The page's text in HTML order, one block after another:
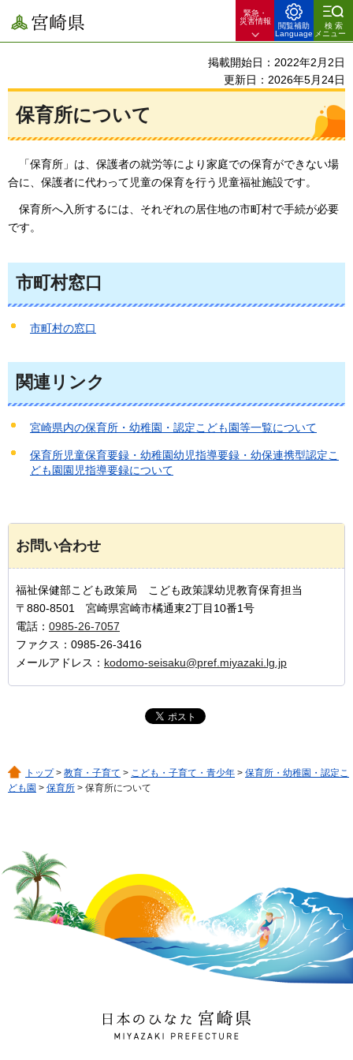
宮崎県
緊急・
災害情報
閲覧補助
Language
検索
メニュー
掲載開始日：2022年2月2日
更新日：2026年5月24日
保育所について
「保育所」 は、保護者の就労等により家庭での保育ができない場
合に、保護者に代わって児童の保育を行う児童福祉施設です。
保育所へ入所するには、それぞれの居住地の市町村で手続が必要
です。
市町村窓口
市町村の窓口
関連リンク
宮崎県内の保育所・幼稚園・認定こども園等一覧について
保育所児童保育要録・幼稚園幼児指導要録・幼保連携型認定こ
ども園園児指導要録について
お問い合わせ
福祉保健部こども政策局 こども政策課幼児教育保育担当
〒880-8501 宮崎県宮崎市橘通東2丁目10番1号
電話： 0985-26-7057
ファクス：0985-26-3416
メールアドレス： kodomo-seisaku@pref.miyazaki.lg.jp
トップ> 教育・子育て > こども・子育て・青少年 > 保育所・幼稚園・認定こ
ども園 > 保育所 > 保育所について
日本のひなた 宮崎県
MIYAZAKI PREFECTURE